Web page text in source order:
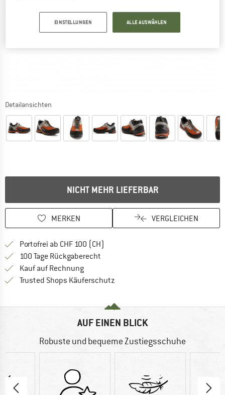
Detailansichten
NICHT MEHR LIEFERBAR
MERKEN VERGLEICHEN
Portofrei ab CHF 100 (CH)
100 Tage Rückgaberecht
Kauf auf RechnungFinde die Zahlungs-Infos hier! Öffnet
Trusted Shops Käuferschutz
AUF EINEN BLICK
Robuste und bequeme Zustiegsschuhe
EINSTELLUNGEN ALLE AUSWÄHLEN